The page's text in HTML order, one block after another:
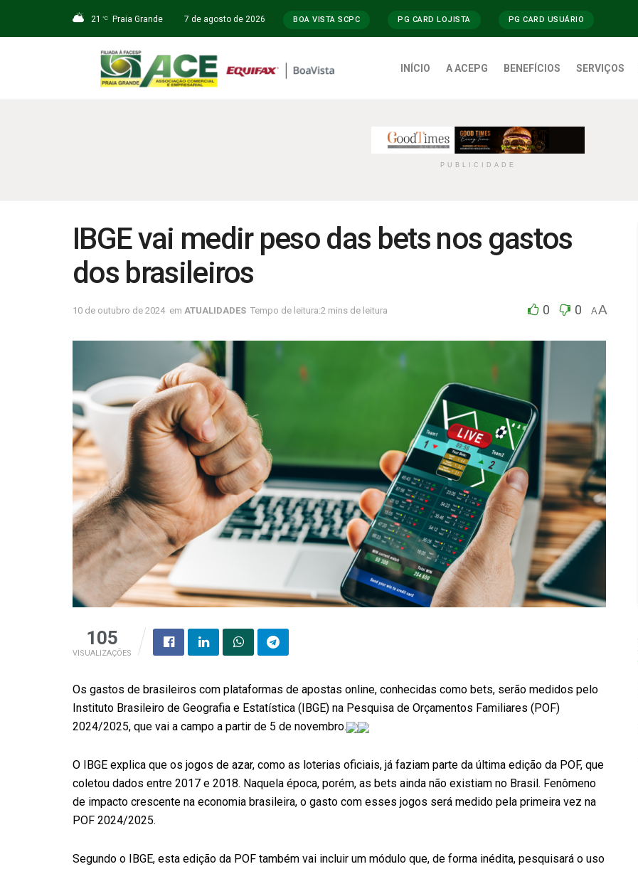
21 °C Praia Grande 7 de agosto de 2026 BOA VISTA SCPC PG CARD LOJISTA PG CARD USUÁRIO
INÍCIO A ACEPG BENEFÍCIOS SERVIÇOS
PUBLICIDADE
IBGE vai medir peso das bets nos gastos
dos brasileiros
10 de outubro de 2024 em ATUALIDADES Tempo de leitura:2 mins de leitura 0 0 AA
105
VISUALIZAÇÕES
Os gastos de brasileiros com plataformas de apostas online, conhecidas como bets, serão medidos pelo
Instituto Brasileiro de Geografia e Estatística (IBGE) na Pesquisa de Orçamentos Familiares (POF)
2024/2025, que vai a campo a partir de 5 de novembro.
O IBGE explica que os jogos de azar, como as loterias oficiais, já faziam parte da última edição da POF, que
coletou dados entre 2017 e 2018. Naquela época, porém, as bets ainda não existiam no Brasil. Fenômeno
de impacto crescente na economia brasileira, o gasto com esses jogos será medido pela primeira vez na
POF 2024/2025.
Segundo o IBGE, esta edição da POF também vai incluir um módulo que, de forma inédita, pesquisará o uso